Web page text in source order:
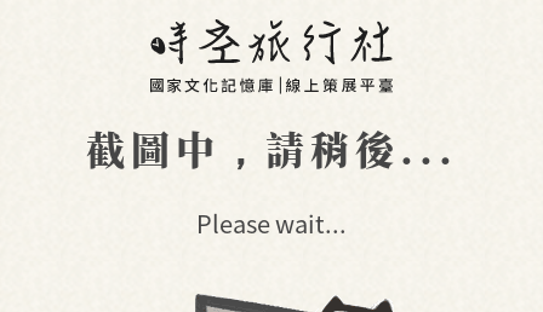
截圖中，請稍後...
Please wait...